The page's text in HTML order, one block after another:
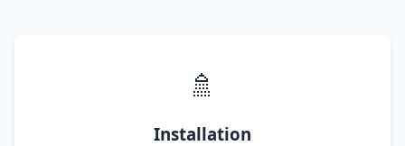
🚿
Installation